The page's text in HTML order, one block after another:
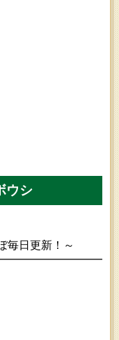
ウシ
毎日更新！～